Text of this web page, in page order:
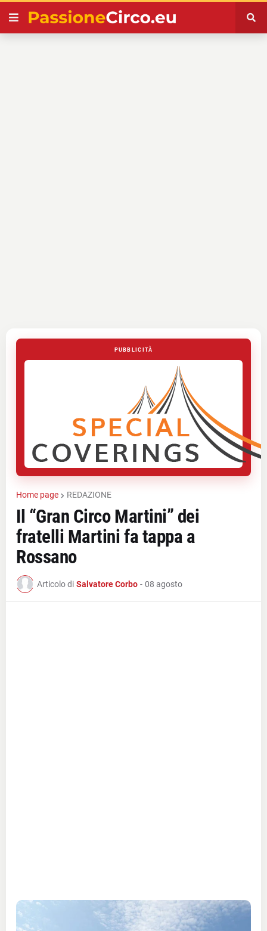
PUBBLICITÀ
Home page REDAZIONE
Il “Gran Circo Martini” dei
fratelli Martini fa tappa a
Rossano
Articolo di Salvatore Corbo - 08 agosto